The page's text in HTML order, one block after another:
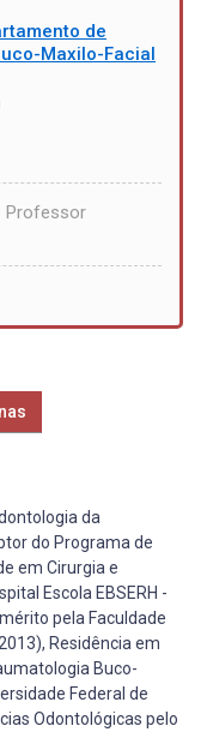
de
Maxilo-Facial
Professor
da
do Programa de
em Cirurgia e
Escola EBSERH -
pela Faculdade
Residência em
Buco-
Federal de
Odontológicas pelo